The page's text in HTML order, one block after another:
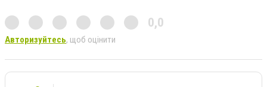
0,0
Авторизуйтесь, щоб оцінити